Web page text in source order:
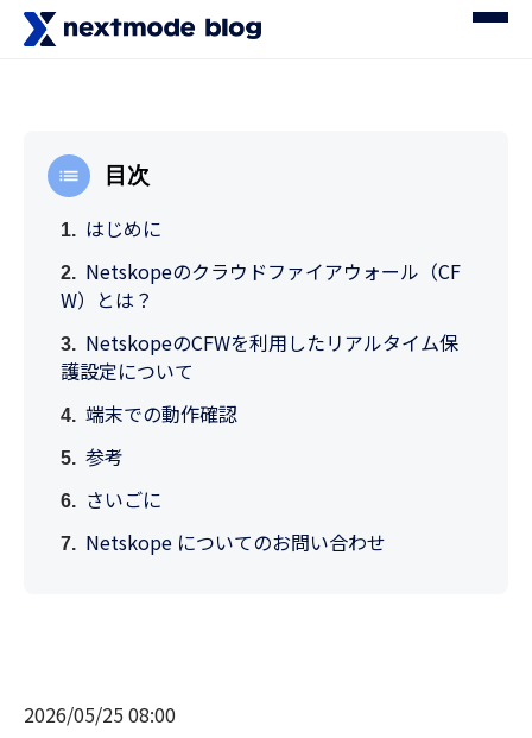
目次
はじめに
Netskopeのクラウドファイアウォール（CF
W）とは？
NetskopeのCFWを利用したリアルタイム保
護設定について
端末での動作確認
参考
さいごに
Netskope についてのお問い合わせ
2026/05/25 08:00